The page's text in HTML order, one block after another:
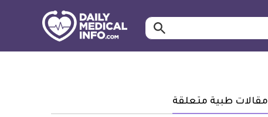
ابحث…
مقالات طبية متعلقة